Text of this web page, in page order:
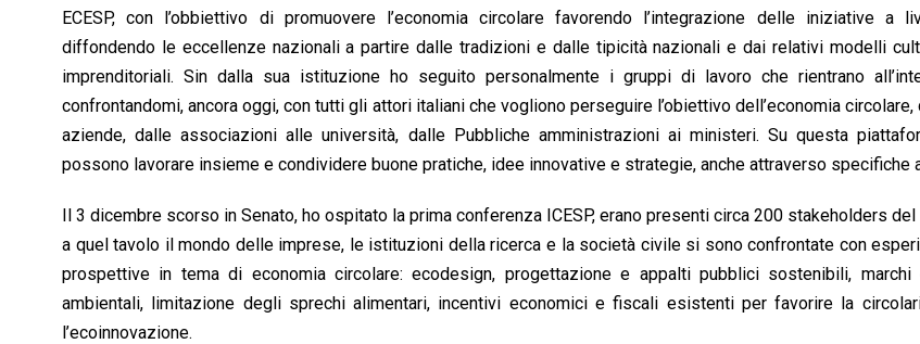
ECESP, con l’obbiettivo di promuovere l’economia circolare favorendo l’integrazione delle iniziative a
diffondendo le eccellenze nazionali a partire dalle tradizioni e dalle tipicità nazionali e dai relativi modelli
imprenditoriali. Sin dalla sua istituzione ho seguito personalmente i gruppi di lavoro che rientrano
confrontandomi, ancora oggi, con tutti gli attori italiani che vogliono perseguire l’obiettivo dell’economia
aziende, dalle associazioni alle università, dalle Pubbliche amministrazioni ai ministeri. Su questa
possono lavorare insieme e condividere buone pratiche, idee innovative e strategie, anche attraverso specifiche
Il 3 dicembre scorso in Senato, ho ospitato la prima conferenza ICESP, erano presenti circa 200 stakeholders
a quel tavolo il mondo delle imprese, le istituzioni della ricerca e la società civile si sono confrontate con
prospettive in tema di economia circolare: ecodesign, progettazione e appalti pubblici sostenibili,
ambientali, limitazione degli sprechi alimentari, incentivi economici e fiscali esistenti per favorire la
l’ecoinnovazione.